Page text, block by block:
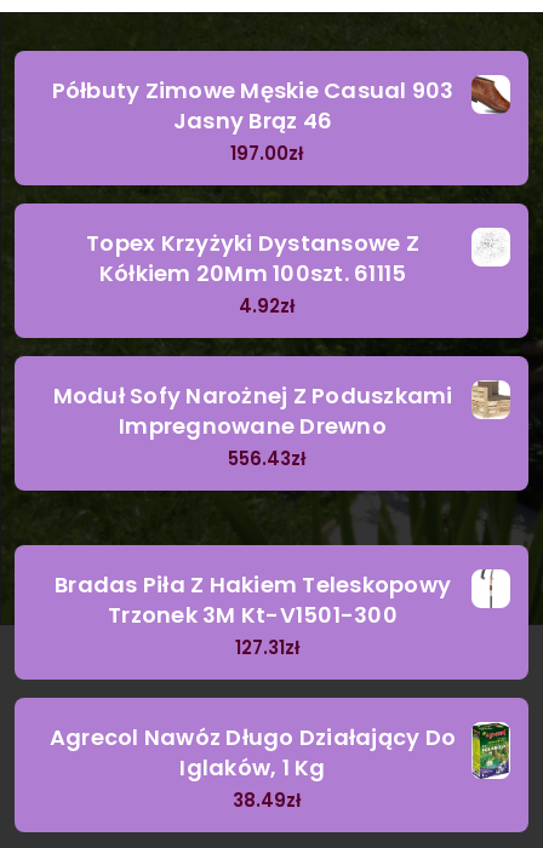
Półbuty Zimowe Męskie Casual 903
Jasny Brąz 46
197.00zł
Topex Krzyżyki Dystansowe Z
Kółkiem 20Mm 100szt. 61115
4.92zł
Moduł Sofy Narożnej Z Poduszkami
Impregnowane Drewno
556.43zł
Bradas Piła Z Hakiem Teleskopowy
Trzonek 3M Kt-V1501-300
127.31zł
Agrecol Nawóz Długo Działający Do
Iglaków, 1 Kg
38.49zł